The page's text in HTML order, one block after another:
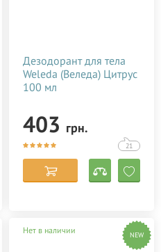
Дезодорант для тела
Weleda (Веледа) Цитрус
100 мл
403 грн.
21
Нет в наличии NEW